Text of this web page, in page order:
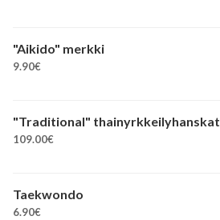
"Aikido" merkki
9.90€
"Traditional" thainyrkkeilyhanskat
109.00€
Taekwondo
6.90€